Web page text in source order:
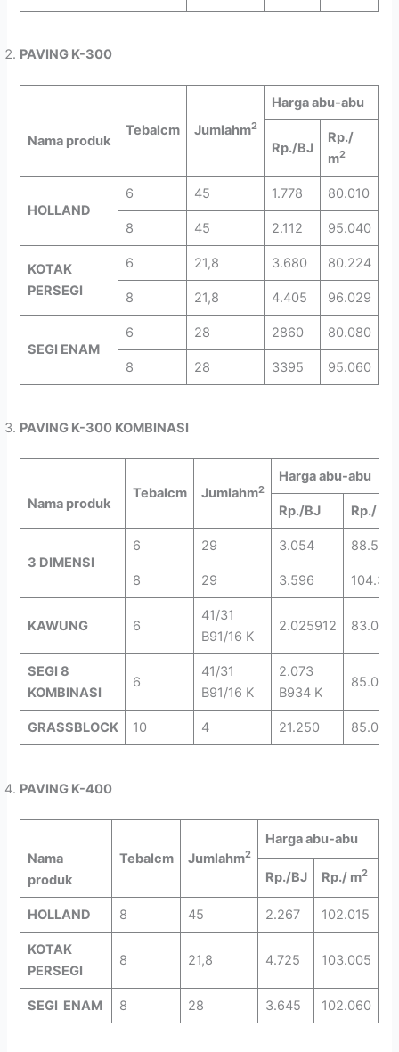
PAVING K-300
Nama produk
Tebalcm Jumlahm2
Harga abu-abu
Rp./BJ
Rp./
m2
HOLLAND
6 45 1.778 80.010
8 45 2.112 95.040
KOTAK
PERSEGI
6 21,8 3.680 80.224
8 21,8 4.405 96.029
SEGI ENAM
6 28 2860 80.080
8 28 3395 95.060
PAVING K-300 KOMBINASI
Nama produk
Tebalcm Jumlahm2
Harga abu-abu
Rp./BJ Rp./ m
3 DIMENSI
6 29 3.054 88.557
8 29 3.596
KAWUNG 6
41/31
B91/16 K
2.025912 83.000
SEGI 8
KOMBINASI
6
41/31
B91/16 K
2.073
B934 K
85.000
GRASSBLOCK 10 4 21.250 85.000
PAVING K-400
Nama
produk
Tebalcm Jumlahm2
Harga abu-abu
Rp./BJ Rp./ m2
HOLLAND 8 45 2.267 102.015
KOTAK
PERSEGI
8 21,8 4.725 103.005
SEGI ENAM 8 28 3.645 102.060